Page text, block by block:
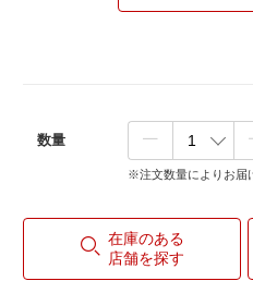
数量
※注文数量によりお届
在庫のある
店舗を探す